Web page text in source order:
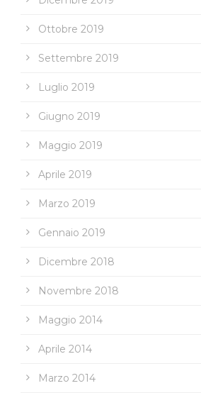
Ottobre 2019
Settembre 2019
Luglio 2019
Giugno 2019
Maggio 2019
Aprile 2019
Marzo 2019
Gennaio 2019
Dicembre 2018
Novembre 2018
Maggio 2014
Aprile 2014
Marzo 2014